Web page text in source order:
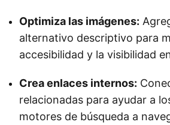
Optimiza las imágenes:
alternativo descriptivo para
accesibilidad y la visibilidad
Crea enlaces internos:
relacionadas para ayudar a
motores de búsqueda a